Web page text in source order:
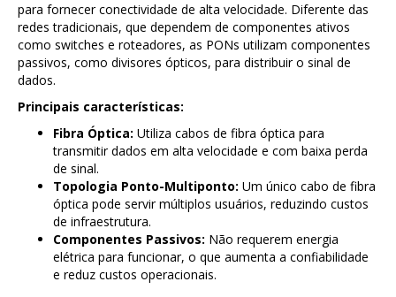
para fornecer conectividade de alta velocidade. Diferente das
redes tradicionais, que dependem de componentes ativos
como switches e roteadores, as PONs utilizam componentes
passivos, como divisores ópticos, para distribuir o sinal de
dados.
Principais características:
Fibra Óptica: Utiliza cabos de fibra óptica para
transmitir dados em alta velocidade e com baixa perda
de sinal.
Topologia Ponto-Multiponto: Um único cabo de fibra
óptica pode servir múltiplos usuários, reduzindo custos
de infraestrutura.
Componentes Passivos: Não requerem energia
elétrica para funcionar, o que aumenta a confiabilidade
e reduz custos operacionais.